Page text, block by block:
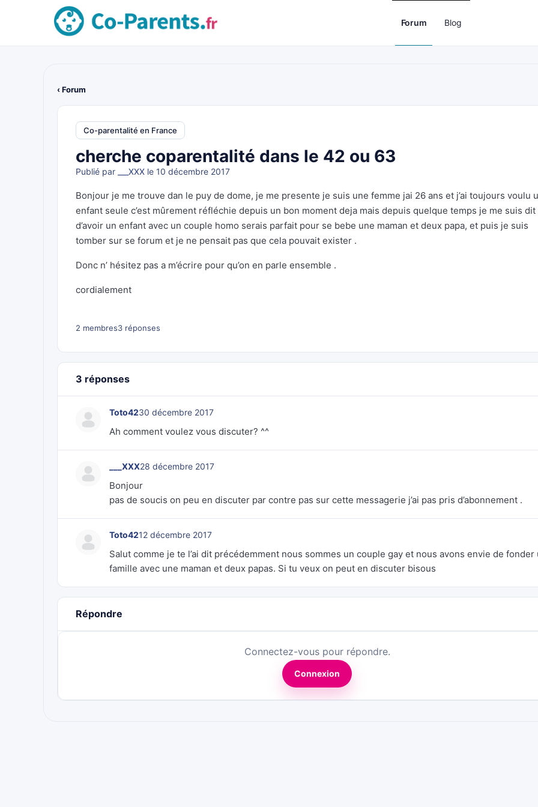
Forum Blog
‹ Forum
Co-parentalité en France
cherche coparentalité dans le 42 ou 63
Publié par ___XXX le 10 décembre 2017
Bonjour je me trouve dan le puy de dome, je me presente je suis une femme jai 26 ans et j’ai toujours voulu
enfant seule c’est mûrement réfléchie depuis un bon moment deja mais depuis quelque temps je me suis dit
d’avoir un enfant avec un couple homo serais parfait pour se bebe une maman et deux papa, et puis je suis
tomber sur se forum et je ne pensait pas que cela pouvait exister .
Donc n’ hésitez pas a m’écrire pour qu’on en parle ensemble .
cordialement
2 membres3 réponses
3 réponses
Toto4230 décembre 2017
Ah comment voulez vous discuter? ^^
___XXX28 décembre 2017
Bonjour
pas de soucis on peu en discuter par contre pas sur cette messagerie j’ai pas pris d’abonnement .
Toto4212 décembre 2017
Salut comme je te l’ai dit précédemment nous sommes un couple gay et nous avons envie de fonder
famille avec une maman et deux papas. Si tu veux on peut en discuter bisous
Répondre
Connectez-vous pour répondre.
Connexion